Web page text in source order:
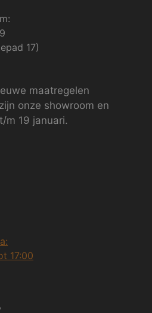
17)
maatregelen
onze showroom en
m 19 januari.
17:00